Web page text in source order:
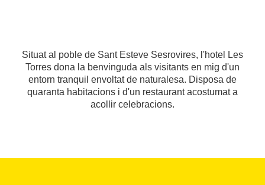
Situat al poble de Sant Esteve Sesrovires, l'hotel Les
Torres dona la benvinguda als visitants en mig d'un
entorn tranquil envoltat de naturalesa. Disposa de
quaranta habitacions i d'un restaurant acostumat a
acollir celebracions.